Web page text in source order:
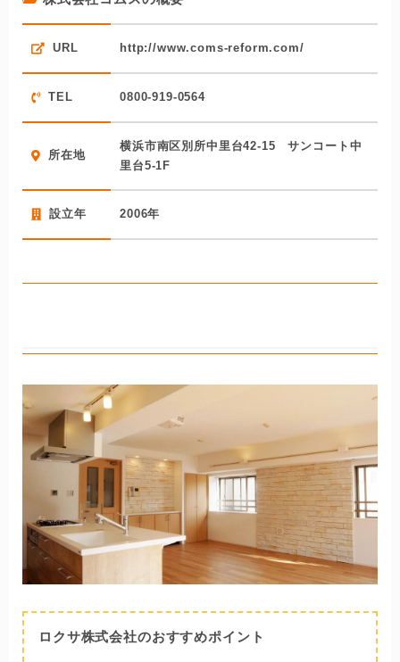
同社のホームページにはこれまでに手掛けた施工実績が多
気なのも納得です。増改築やリノベーションなどの大規模
よく工事を引き受けてくれる点も好評です。
高額なリフォームでは、施工不良やトラブルが心配です
ね。同社は日本住宅保障機構登録のリフォーム会社で、同
のトラブルの際もしっかり保証してもらえるので安心で
URL http://www.coms-reform.com/
TEL 0800-919-0564
所在地
横浜市南区別所中里台42-15 サンコート中
里台5-1F
設立年 2006年
ロクサ株式会社のおすすめポイント